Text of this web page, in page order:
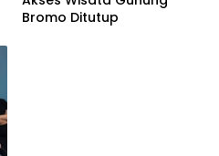
Bromo Ditutup